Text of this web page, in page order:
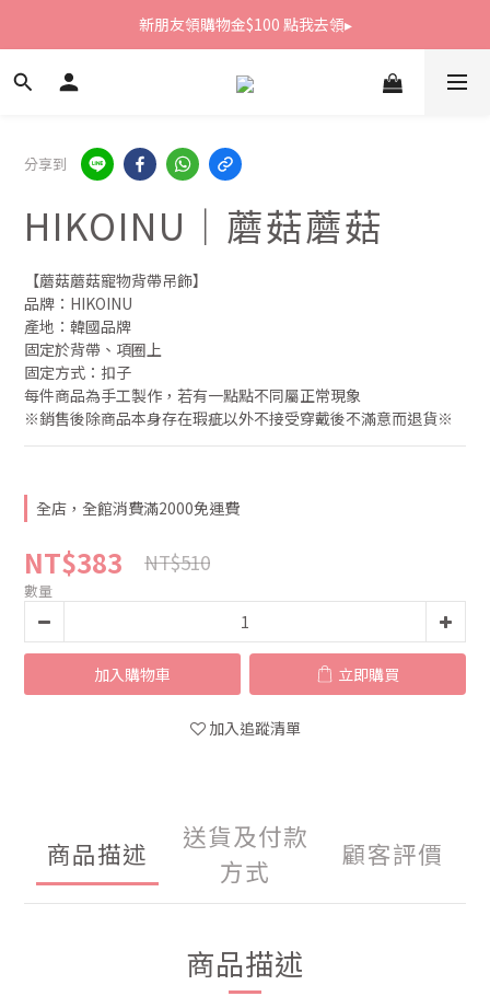
新朋友領購物金$100 點我去領▸
新朋友領購物金$100 點我去領▸
全館滿1800免運
分享到
HIKOINU｜蘑菇蘑菇
【蘑菇蘑菇寵物背帶吊飾】
品牌：HIKOINU
產地：韓國品牌
固定於背帶、項圈上
固定方式：扣子
每件商品為手工製作，若有一點點不同屬正常現象
※銷售後除商品本身存在瑕疵以外不接受穿戴後不滿意而退貨※
全店，全館消費滿2000免運費
NT$383 NT$510
數量
加入購物車 立即購買
加入追蹤清單
商品描述
送貨及付款
方式
顧客評價
商品描述